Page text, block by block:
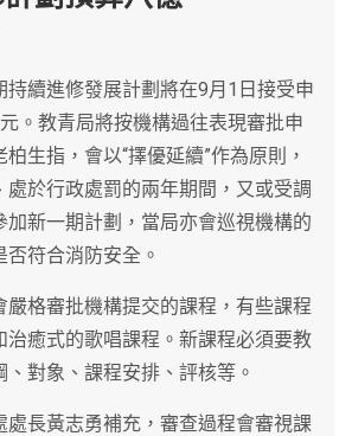
持續進修發展計劃將在9月1日接受申
。教青局將按機構過往表現審批申
生指，會以“擇優延續”作為原則，
處於行政處罰的兩年期間，又或受調
加新一期計劃，當局亦會巡視機構的
符合消防安全。
嚴格審批機構提交的課程，有些課程
治癒式的歌唱課程。新課程必須要教
對象、課程安排、評核等。
處長黃志勇補充，審查過程會審視課